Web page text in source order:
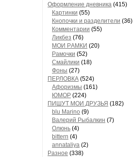
Оформление дневника (415)
Кaртинки (55)
Кнопочки и рaзделители (36)
Комментaрии (55)
Ликбез (76)
МОИ РAМКИ (20)
Рaмочки (52)
Смaйлики (18)
Фоны (27)
ПЕРЛОВКА (524)
Aфоризмы (161)
ЮМОР (224)
ПИШУТ МОИ ДРУЗЬЯ (182)
blu Marino (9)
Валерий Рыбалкин (7)
Олюнь (4)
bittern (4)
annataliya (2)
Разное (338)